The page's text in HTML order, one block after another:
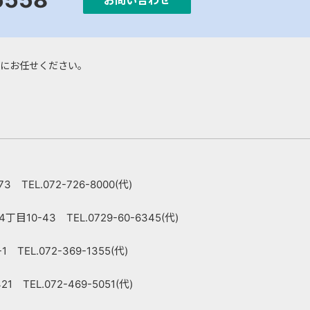
お任せください。
TEL.072-726-8000(代)
4丁目10-43 TEL.0729-60-6345(代)
1 TEL.072-369-1355(代)
TEL.072-469-5051(代)